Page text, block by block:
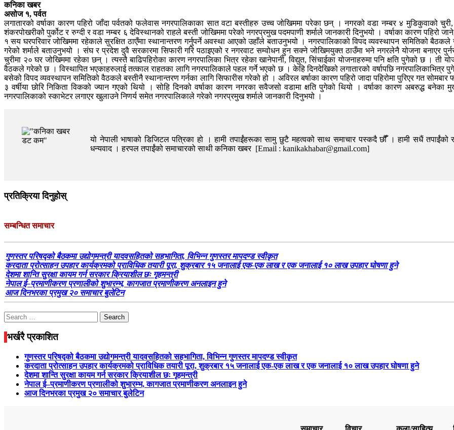
कनिका खबर
असोज १, पर्वत
लगातारको वर्षाका कारण पहिरो जाँदा पर्वतको फलेवास नगरपालिकाका सात वटा बस्तीहरु उच्च जोखिममा परेका छन् । नगरको वडा नम्बर ४ मुडिकुवाको
शंकरपोखरीकोे पुर्कोट र रुग्दी र वडा नम्बर ६ देविस्थानको राहले बस्ती जोखिममा परेको नगरप्रमुख पदमपाणी शर्माले जानकारी दिनुभयो । वर्षाका कारण पहिरो
१ सय घरपरिवार जोखिममा रहेकाले सुरक्षित ठाएँमाा स्थानान्तरण गर्नुपर्ने अवस्था आएको उहाँले बताउनुभयो । नगरपालिकाको विपद व्यवस्थापन समितिको
गरेको शर्माले बताउनुभयो । संघ र प्रदेश दुवै सरकारमा सिफारी गरि पठाइएको र नगरवाट सम्वोधन हुन सक्ने जोखिमयुक्त ठाउँमा भने नगरलेनै योजना बनाएर
चुरीमा २० घर जोखिममा रहेका छन् । त्यस्तै बाढिपहिरोका कारण नगरपालिका भित्र रहेका खानेपानी, विद्युत, सिंचाईका योजनाहरुमा पनि क्षति पुगेको छ । ती
वैठकले गरेको छ । विस्थापित भएकाहरुलाई तत्काल राहतका लागि नगरपालिकाले पहल गर्ने भएको छ । केहि दिनदेखिको लगातारको वर्षापछि नगरपालिकाभित्र
बसेको विपद व्यवस्थापन समितिको वैठकले बस्तीनै स्थानान्तरण गर्नका लागि सिफारीस गरेको हो । अविरल बर्षाका कारण पहिरो जादा पहिरोमा पुरिएर गत
३ वर्षीया छोरि निकिता विकको ज्यान गएको थियो । सोहि दिनको वर्षाका कारण नगरका सवैजसो वडामा क्षति पुगेको थियो । वर्षाका कारण अबरुद्ध
नगरपालिकाको स्काभेटर लगाएर खुलाउने निणर्य समेत नगरपालिकाले गरेको नगरप्रमुख शर्माले जानकारी दिनुभयो ।
यो नेपाली भाषाको डिजिटल पत्रिका हो । हामी तपाईंहरूका सामु छुटै महत्वको साथ समाचार पस्कदै छौँँ । हामी सधैं तपाईंको
धन्यवाद । हरपल तपाईंको समाचारको साथी कनिका खबर [Email : kanikakhabar@gmail.com]
प्रतिक्रिया दिनुहोस्
सम्बन्धित समाचार
गुणस्तर परिषद्को बैठकमा उद्योगमन्त्री यादवसहितको सहभागिता, विभिन्न गुणस्तर मापदण्ड स्वीकृत
करदाता प्रोत्साहन उपहार कार्यक्रमको प्राविधिक तयारी पूरा, शुक्रबार १५ जनालाई एक-एक लाख र एक जनालाई १० लाख उपहार घोषणा हुने
देशमा शान्ति सुरक्षा कायम गर्न सरकार क्रियाशील छः गृहमन्त्री
नेपाल ई–प्रमाणीकरण प्रणालीको शुभारम्भ, कागजात प्रमाणीकरण अनलाइन हुने
आज दिनभरका प्रमुख २० समाचार बुलेटिन
Search
for:
भर्खरै प्रकाशित
गुणस्तर परिषद्को बैठकमा उद्योगमन्त्री यादवसहितको सहभागिता, विभिन्न गुणस्तर मापदण्ड स्वीकृत
करदाता प्रोत्साहन उपहार कार्यक्रमको प्राविधिक तयारी पूरा, शुक्रबार १५ जनालाई एक-एक लाख र एक जनालाई १० लाख उपहार घोषणा हुने
देशमा शान्ति सुरक्षा कायम गर्न सरकार क्रियाशील छः गृहमन्त्री
नेपाल ई–प्रमाणीकरण प्रणालीको शुभारम्भ, कागजात प्रमाणीकरण अनलाइन हुने
आज दिनभरका प्रमुख २० समाचार बुलेटिन